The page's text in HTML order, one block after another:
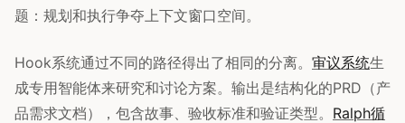
题：规划和执行争夺上下文窗口空间。
Hook系统通过不同的路径得出了相同的分离。 审议系统生
成专用智能体来研究和讨论方案。输出是结构化的PRD（产
品需求文档），包含故事、验收标准和验证类型。 Ralph循